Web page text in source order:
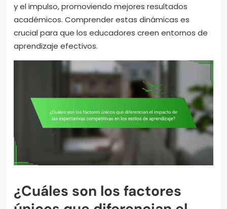
y el impulso, promoviendo mejores resultados
académicos. Comprender estas dinámicas es
crucial para que los educadores creen entornos de
aprendizaje efectivos.
¿Cuáles son los factores